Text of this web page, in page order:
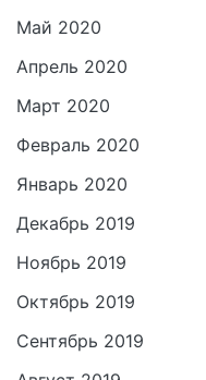
Май 2020
Апрель 2020
Март 2020
Февраль 2020
Январь 2020
Декабрь 2019
Ноябрь 2019
Октябрь 2019
Сентябрь 2019